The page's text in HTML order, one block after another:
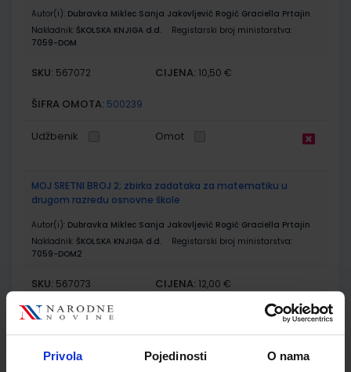
Privola Pojedinosti O nama
Autor(i): Dubravka Miklec Sanja Jakovljević Rogić Graciella Prtajin
Nakladnik: ŠKOLSKA KNJIGA d.d.
Registarski broj ministarstva:
7059-DOM
SKU: 567072 CIJENA: 10,50 €
ŠIFRA OMOTA: 500239
Udžbenik Omot
MOJ SRETNI BROJ 2; zbirka zadataka za matematiku u
drugom razredu osnovne škole
Autor(i): Dubravka Miklec Sanja Jakovljević Rogić Graciella Prtajin
Nakladnik: ŠKOLSKA KNJIGA d.d.
Registarski broj ministarstva:
7059-DOM2
SKU: 567073 CIJENA: 12,00 €
ŠIFRA OMOTA: 500239